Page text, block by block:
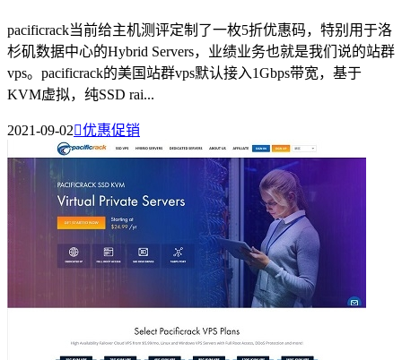
pacificrack当前给主机测评定制了一枚5折优惠码，特别用于洛
杉矶数据中心的Hybrid Servers，业绩业务也就是我们说的站群
vps。pacificrack的美国站群vps默认接入1Gbps带宽，基于
KVM虚拟，纯SSD rai...
2021-09-02优惠促销